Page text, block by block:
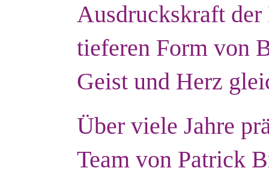
Ausdruckskraft
tieferen Form von
Geist und Herz
Über viele Jahre
Team von Patrick